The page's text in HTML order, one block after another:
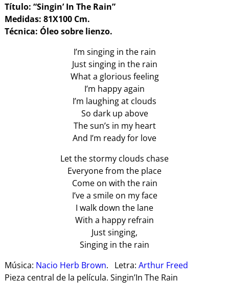
Título: “Singin’ In The Rain”
Medidas: 81X100 Cm.
Técnica: Óleo sobre lienzo.
I’m singing in the rain
Just singing in the rain
What a glorious feeling
I’m happy again
I’m laughing at clouds
So dark up above
The sun’s in my heart
And I’m ready for love
Let the stormy clouds chase
Everyone from the place
Come on with the rain
I’ve a smile on my face
I walk down the lane
With a happy refrain
Just singing,
Singing in the rain
Música: Nacio Herb Brown. Letra: Arthur Freed
Pieza central de la película. Singin’In The Rain